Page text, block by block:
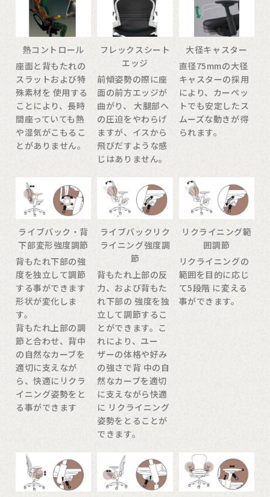
熱コントロール
座面と背もたれの
スラットおよび特
殊素材を 使用する
ことにより、長時
間座っていても熱
や湿気がこもるこ
とがありません。
フレックスシート
エッジ
前傾姿勢の際に座
面の前方エッジが
曲がり、 大腿部へ
の圧迫をやわらげ
ますが、イスから
飛びだすような感
じはありません。
大径キャスター
直径75mmの大径
キャスターの採用
により、カーペッ
トでも安定したス
ムーズな動きが得
られます。
ライブバック・背
下部変形強度調節
背もたれ下部の強
度を独立して調節
する事ができます
形状が変化しま
す。
背もたれ上部の調
節と合わせ、背中
の自然なカーブを
適切に支えなが
ら、快適にリクラ
イニング姿勢をと
る事ができます
ライブバックリク
ライニング強度調
節
背もたれ上部の反
力、および背もた
れ下部の 強度を独
立して調節するこ
とができます。こ
れにより、ユー
ザーの体格や好み
の強さで背 中の自
然なカーブを適切
に支えながら快適
に リクライニング
姿勢をとることが
できます。
リクライニング範
囲調節
リクライニングの
範囲を目的に応じ
て5段階 に変える
事ができます。